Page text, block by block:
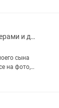
продажи.
Продам PS5 с контроллерами и дисками
на фото,
часто не